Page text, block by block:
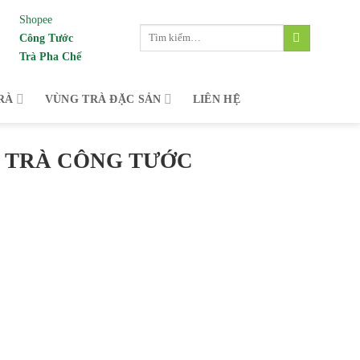
Shopee
Công Tước
Trà Pha Chế
VÙNG TRÀ ĐẶC SẢN LIÊN HỆ
CÔNG TƯỚC